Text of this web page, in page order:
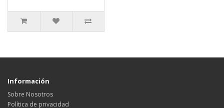
Información
Sobre Nosotros
Política de privacidad